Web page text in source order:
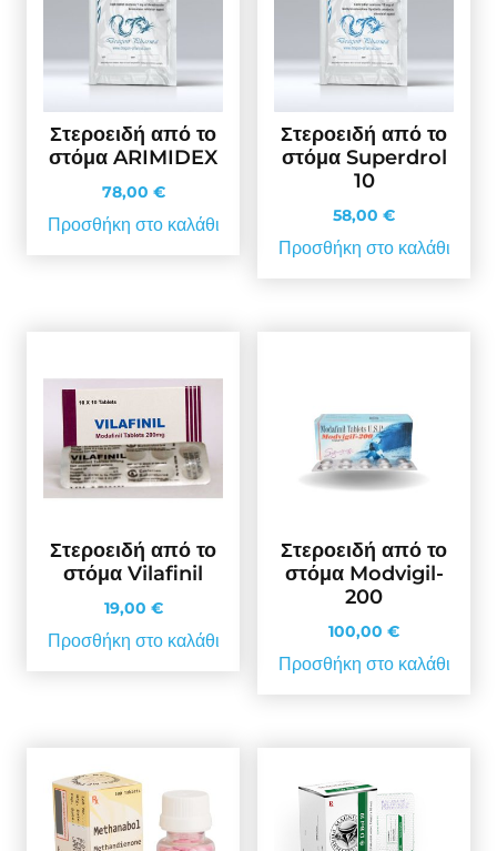
Στεροειδή από το
στόμα ARIMIDEX
78,00 €
Προσθήκη στο καλάθι
Στεροειδή από το
στόμα Superdrol
10
58,00 €
Προσθήκη στο καλάθι
Στεροειδή από το
στόμα Vilafinil
19,00 €
Προσθήκη στο καλάθι
Στεροειδή από το
στόμα Modvigil-
200
100,00 €
Προσθήκη στο καλάθι